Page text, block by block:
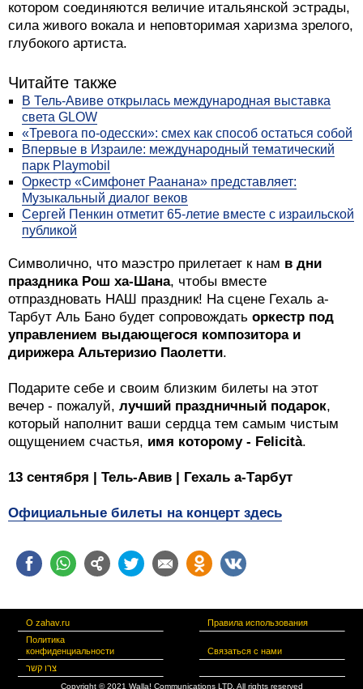
котором соединяются величие итальянской эстрады,
сила живого вокала и неповторимая харизма зрелого,
глубокого артиста.
Читайте также
В Тель-Авиве открылась международная выставка
света GLOW
«Тревога по-одесски»: смех как способ остаться собой
Впервые в Израиле: международный тематический
парк Playmobil
Оркестр «Симфонет Раанана» представляет:
Музыкальный диалог веков
Сергей Пенкин отметит 65-летие вместе с израильской
публикой
Символично, что маэстро прилетает к нам в дни
праздника Рош ха-Шана, чтобы вместе
отпраздновать НАШ праздник! На сцене Гехаль а-
Тарбут Аль Бано будет сопровождать оркестр под
управлением выдающегося композитора и
дирижера Альтеризио Паолетти.
Подарите себе и своим близким билеты на этот
вечер - пожалуй, лучший праздничный подарок,
который наполнит ваши сердца тем самым чистым
ощущением счастья, имя которому - Felicità.
13 сентября | Тель-Авив | Гехаль а-Тарбут
Официальные билеты на концерт здесь
О zahav.ru
Правила использования
Политика
конфиденциальности
Связаться с нами
צרו קשר
Copyright © 2021 Walla! Communications LTD. All rights reserved